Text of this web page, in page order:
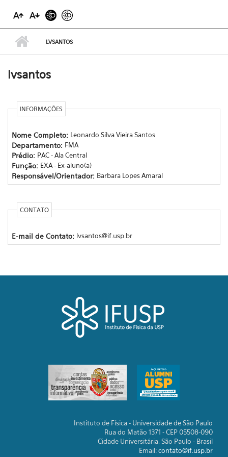
LVSANTOS
lvsantos
INFORMAÇÕES
Nome Completo: Leonardo Silva Vieira Santos
Departamento: FMA
Prédio: PAC - Ala Central
Função: EXA - Ex-aluno(a)
Responsável/Orientador: Barbara Lopes Amaral
CONTATO
E-mail de Contato: lvsantos@if.usp.br
Instituto de Física - Universidade de São Paulo
Rua do Matão 1371 - CEP 05508-090
Cidade Universitária, São Paulo - Brasil
Email:contato@if.usp.br